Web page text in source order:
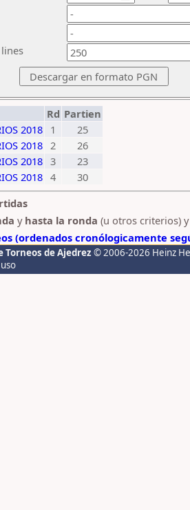
Rd Partien
2018 1
25
2018 2
26
2018 3
23
2018 4
30
y hasta la ronda (u otros criterios)
(ordenados cronólogicamente
Torneos de Ajedrez © 2006-2026 Heinz